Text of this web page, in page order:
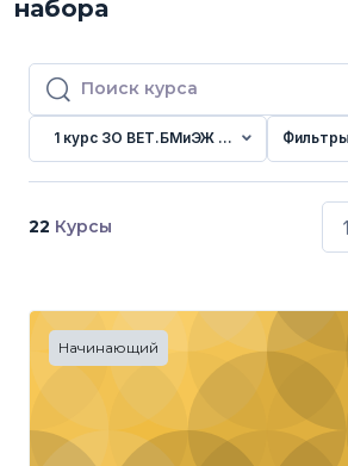
набора
Поиск курса
Поиск курса
1 курс ЗО ВЕТ.БМиЭЖ ИДПО 2022 год
Фильтры
22 Курсы
Начинающий